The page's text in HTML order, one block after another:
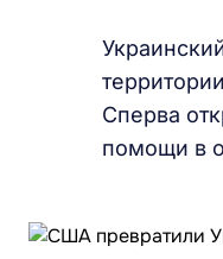
Сперва
помощи в